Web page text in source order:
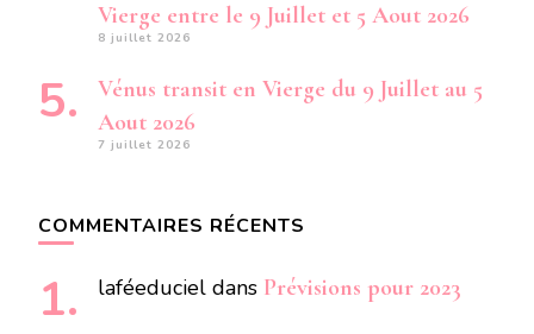
Vierge entre le 9 Juillet et 5 Aout 2026
8 juillet 2026
Vénus transit en Vierge du 9 Juillet au 5
Aout 2026
7 juillet 2026
COMMENTAIRES RÉCENTS
laféeduciel dans Prévisions pour 2023